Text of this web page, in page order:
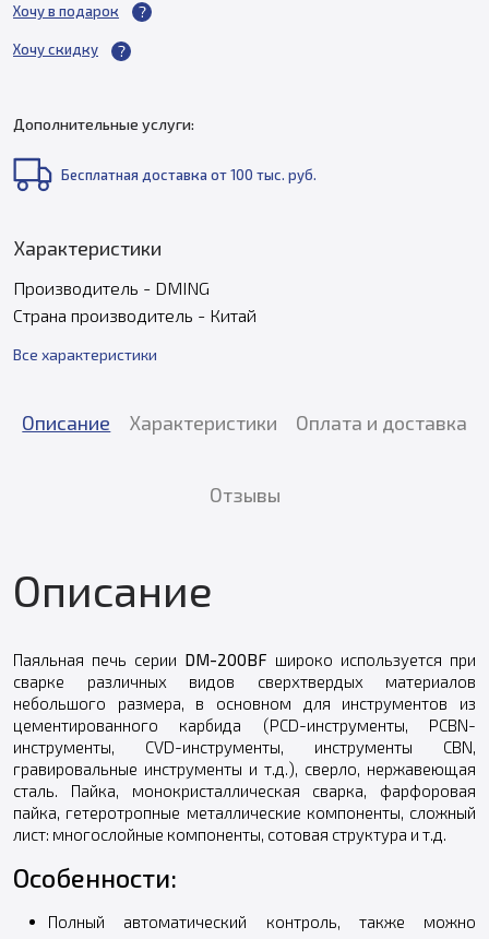
Хочу в подарок
Хочу скидку
Дополнительные услуги:
Бесплатная доставка от 100 тыс. руб.
Характеристики
Производитель - DMING
Страна производитель - Китай
Все характеристики
Описание Характеристики Оплата и доставка
Отзывы
Описание
Паяльная печь серии DM-200BF широко используется при
сварке различных видов сверхтвердых материалов
небольшого размера, в основном для инструментов из
цементированного карбида (PCD-инструменты, PCBN-
инструменты, CVD-инструменты, инструменты CBN,
гравировальные инструменты и т.д.), сверло, нержавеющая
сталь. Пайка, монокристаллическая сварка, фарфоровая
пайка, гетеротропные металлические компоненты, сложный
лист: многослойные компоненты, сотовая структура и т.д.
Особенности:
Полный автоматический контроль, также можно